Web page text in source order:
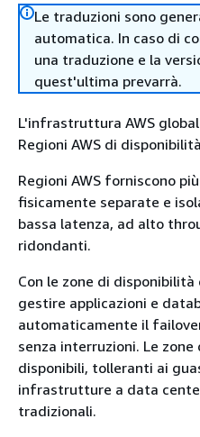
Le traduzioni sono
automatica. In caso di
una traduzione e la
quest'ultima prevarrà.
L'infrastruttura AWS
Regioni AWS di
Regioni AWS forniscono
fisicamente separate e
bassa latenza, ad alto
ridondanti.
Con le zone di
gestire applicazioni e
automaticamente il
senza interruzioni. Le
disponibili, tolleranti ai
infrastrutture a data
tradizionali.